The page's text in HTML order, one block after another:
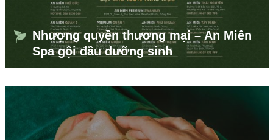
Nhượng quyền thương mại – An Miên
Spa gội đầu dưỡng sinh